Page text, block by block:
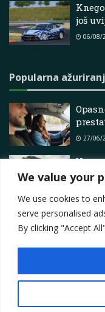
We value your
We use cookies to
serve personalised
By clicking "Accept
još
06/08/
Popularna
27/06/
Privacy Policy
Terms